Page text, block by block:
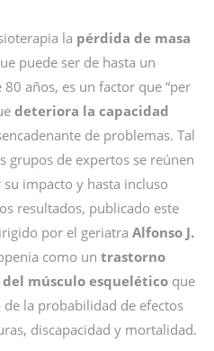
la pérdida de masa
puede ser de hasta un
años, es un factor que “per
deteriora la capacidad
de problemas. Tal
grupos de expertos se reúnen
impacto y hasta incluso
resultados, publicado este
por el geriatra Alfonso J.
como un trastorno
músculo esquelético que
la probabilidad de efectos
discapacidad y mortalidad.